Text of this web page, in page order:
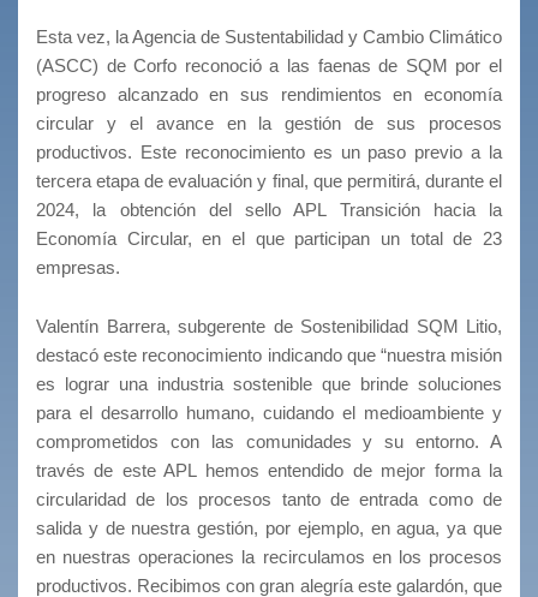
Esta vez, la Agencia de Sustentabilidad y Cambio Climático
(ASCC) de Corfo reconoció a las faenas de SQM por el
progreso alcanzado en sus rendimientos en economía
circular y el avance en la gestión de sus procesos
productivos. Este reconocimiento es un paso previo a la
tercera etapa de evaluación y final, que permitirá, durante el
2024, la obtención del sello APL Transición hacia la
Economía Circular, en el que participan un total de 23
empresas.
Valentín Barrera, subgerente de Sostenibilidad SQM Litio,
destacó este reconocimiento indicando que “nuestra misión
es lograr una industria sostenible que brinde soluciones
para el desarrollo humano, cuidando el medioambiente y
comprometidos con las comunidades y su entorno. A
través de este APL hemos entendido de mejor forma la
circularidad de los procesos tanto de entrada como de
salida y de nuestra gestión, por ejemplo, en agua, ya que
en nuestras operaciones la recirculamos en los procesos
productivos. Recibimos con gran alegría este galardón, que